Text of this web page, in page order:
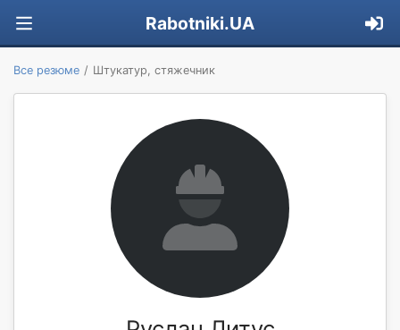
Rabotniki.UA
Все резюме Штукатур, стяжечник